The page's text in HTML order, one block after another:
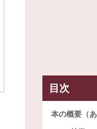
目次
本の概要（あ